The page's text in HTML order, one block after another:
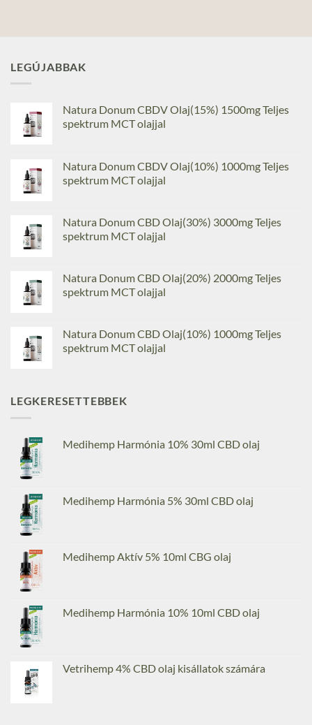
LEGÚJABBAK
Natura Donum CBDV Olaj(15%) 1500mg Teljes
spektrum MCT olajjal
Natura Donum CBDV Olaj(10%) 1000mg Teljes
spektrum MCT olajjal
Natura Donum CBD Olaj(30%) 3000mg Teljes
spektrum MCT olajjal
Natura Donum CBD Olaj(20%) 2000mg Teljes
spektrum MCT olajjal
Natura Donum CBD Olaj(10%) 1000mg Teljes
spektrum MCT olajjal
LEGKERESETTEBBEK
Medihemp Harmónia 10% 30ml CBD olaj
Medihemp Harmónia 5% 30ml CBD olaj
Medihemp Aktív 5% 10ml CBG olaj
Medihemp Harmónia 10% 10ml CBD olaj
Vetrihemp 4% CBD olaj kisállatok számára